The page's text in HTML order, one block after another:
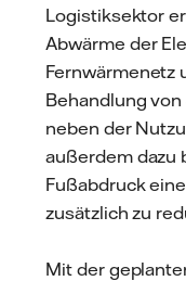
Logistiksektor
Abwärme der
Fernwärmenetz
Behandlung
neben der
außerdem dazu
Fußabdruck
zusätzlich zu
Mit der